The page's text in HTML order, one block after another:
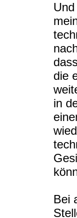
die
in
Bei